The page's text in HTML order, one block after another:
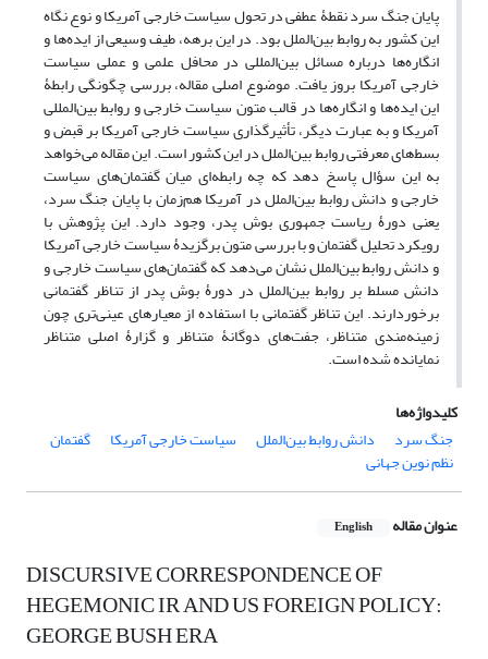
پایان جنگ سرد نقطۀ عطفی در تحول سیاست خارجی آمریکا و نوع نگاه
این کشور به روابط بین‌الملل بود. در این برهه، طیف وسیعی از ایده‌ها و
انگاره‌ها درباره مسائل بین‌المللی در محافل علمی و عملی سیاست
خارجی آمریکا بروز یافت. موضوع اصلی مقاله، بررسی چگونگی رابطۀ
این ایده‌ها و انگاره‌‌ها در قالب متون سیاست خارجی و روابط بین‌المللی
آمریکا و به عبارت دیگر، تأثیرگذاری سیاست خارجی آمریکا بر قبض و
بسط‌های معرفتی روابط بین‌الملل در این کشور است. این مقاله می‌خواهد
به این سؤال پاسخ دهد که چه رابطه‌ای میان گفتمان‌های سیاست
خارجی و دانش روابط بین‌الملل در آمریکا هم‌زمان با پایان جنگ سرد،
یعنی دورۀ ریاست جمهوری بوش پدر، وجود دارد. این پژوهش با
رویکرد تحلیل گفتمان و با بررسی متون برگزیدۀ سیاست خارجی آمریکا
و دانش روابط بین‌الملل نشان می‌دهد که گفتمان‌‌های سیاست خارجی و
دانش مسلط بر روابط بین‌الملل در دورۀ بوش پدر از تناظر گفتمانی
برخوردارند. این تناظر گفتمانی با استفاده از معیارهای عینی‌تری چون
زمینه‌مندی متناظر، جفت‌های دوگانۀ متناظر و گزارۀ اصلی متناظر
نمایانده شده است.
کلیدواژه‌ها
جنگ سرد
دانش روابط بین‌الملل سیاست خارجی آمریکا گفتمان
نظم نوین جهانی
عنوان مقاله English
DISCURSIVE CORRESPONDENCE OF
HEGEMONIC IR AND US FOREIGN POLICY:
GEORGE BUSH ERA